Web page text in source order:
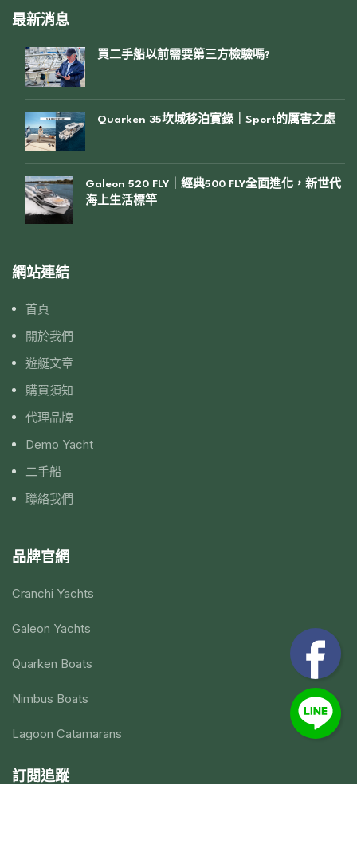
最新消息
買二手船以前需要第三方檢驗嗎?
Quarken 35坎城移泊實錄｜Sport的厲害之處
Galeon 520 FLY｜經典500 FLY全面進化，新世代
海上生活標竿
網站連結
首頁
關於我們
遊艇文章
購買須知
代理品牌
Demo Yacht
二手船
聯絡我們
品牌官網
Cranchi Yachts
Galeon Yachts
Quarken Boats
Nimbus Boats
Lagoon Catamarans
訂閱追蹤